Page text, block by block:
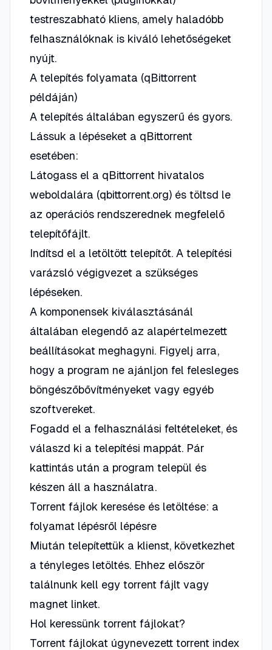
testreszabható kliens, amely haladóbb
felhasználóknak is kiváló lehetőségeket
nyújt.
A telepítés folyamata (qBittorrent
példáján)
A telepítés általában egyszerű és gyors.
Lássuk a lépéseket a qBittorrent
esetében:
Látogass el a qBittorrent hivatalos
weboldalára (qbittorrent.org) és töltsd le
az operációs rendszerednek megfelelő
telepítőfájlt.
Indítsd el a letöltött telepítőt. A telepítési
varázsló végigvezet a szükséges
lépéseken.
A komponensek kiválasztásánál
általában elegendő az alapértelmezett
beállításokat meghagyni. Figyelj arra,
hogy a program ne ajánljon fel felesleges
böngészőbővítményeket vagy egyéb
szoftvereket.
Fogadd el a felhasználási feltételeket, és
válaszd ki a telepítési mappát. Pár
kattintás után a program települ és
készen áll a használatra.
Torrent fájlok keresése és letöltése: a
folyamat lépésről lépésre
Miután telepítettük a klienst, következhet
a tényleges letöltés. Ehhez először
találnunk kell egy torrent fájlt vagy
magnet linket.
Hol keressünk torrent fájlokat?
Torrent fájlokat úgynevezett torrent index